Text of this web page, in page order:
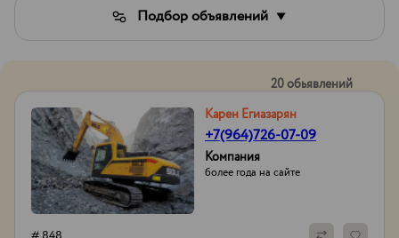
Подбор объявлений
20 обьявлений
Карен Егиазарян
+7(964)726-07-09
Компания
более года на сайте